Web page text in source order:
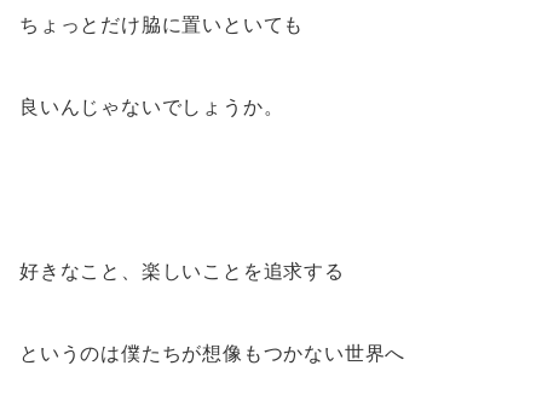
ちょっとだけ脇に置いといても
良いんじゃないでしょうか。
好きなこと、楽しいことを追求する
というのは僕たちが想像もつかない世界へ